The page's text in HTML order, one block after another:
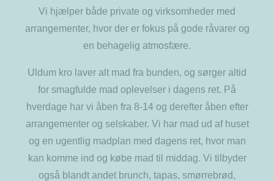
Vi hjælper både private og virksomheder med
arrangementer, hvor der er fokus på gode råvarer og
en behagelig atmosfære.
Uldum kro laver alt mad fra bunden, og sørger altid
for smagfulde mad oplevelser i dagens ret. På
hverdage har vi åben fra 8-14 og derefter åben efter
arrangementer og selskaber. Vi har mad ud af huset
og en ugentlig madplan med dagens ret, hvor man
kan komme ind og købe mad til middag. Vi tilbyder
også blandt andet brunch, tapas, smørrebrød,